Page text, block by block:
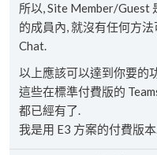
所以, Site Member/Guest
的成員內, 就沒有任何方
Chat.
以上應該可以達到你要的
這些在標準付費版的
都已經有了.
我是用 E3 方案的付費版